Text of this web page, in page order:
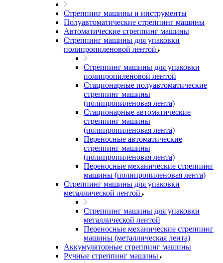
Стреппинг машины и инструменты
Полуавтоматические стреппинг машины
Автоматические стреппинг машины
Стреппинг машины для упаковки
полипропиленовой лентой
Стреппинг машины для упаковки
полипропиленовой лентой
Стационарные полуавтоматические
стреппинг машины
(полипропиленовая лента)
Стационарные автоматические
стреппинг машины
(полипропиленовая лента)
Переносные автоматические
стреппинг машины
(полипропиленовая лента)
Переносные механические стреппинг
машины (полипропиленовая лента)
Стреппинг машины для упаковки
металлической лентой
Стреппинг машины для упаковки
металлической лентой
Переносные механические стреппинг
машины (металлическая лента)
Аккумуляторные стреппинг машины
Ручные стреппинг машины